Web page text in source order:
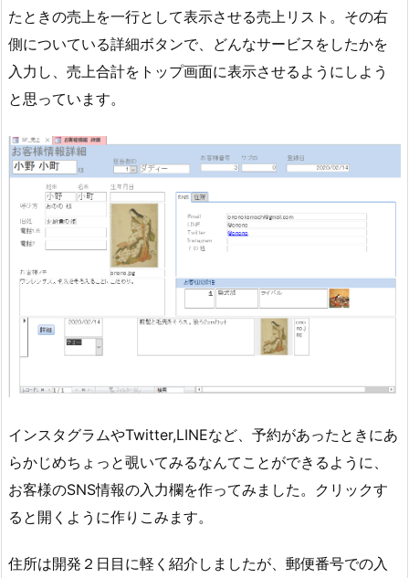
たときの売上を一行として表示させる売上リスト。その右
側についている詳細ボタンで、どんなサービスをしたかを
入力し、売上合計をトップ画面に表示させるようにしよう
と思っています。
インスタグラムやTwitter,LINEなど、予約があったときにあ
らかじめちょっと覗いてみるなんてことができるように、
お客様のSNS情報の入力欄を作ってみました。クリックす
ると開くように作りこみます。
住所は開発２日目に軽く紹介しましたが、郵便番号での入